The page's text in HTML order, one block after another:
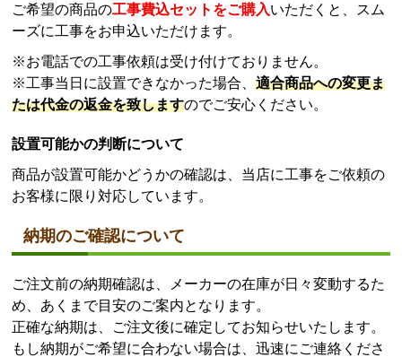
ご希望の商品の工事費込セットをご購入いただくと、スム
ーズに工事をお申込いただけます。
※お電話での工事依頼は受け付けておりません。
※工事当日に設置できなかった場合、適合商品への変更ま
たは代金の返金を致しますのでご安心ください。
設置可能かの判断について
商品が設置可能かどうかの確認は、当店に工事をご依頼の
お客様に限り対応しています。
納期のご確認について
ご注文前の納期確認は、メーカーの在庫が日々変動するた
め、あくまで目安のご案内となります。
正確な納期は、ご注文後に確定してお知らせいたします。
もし納期がご希望に合わない場合は、迅速にご連絡くださ